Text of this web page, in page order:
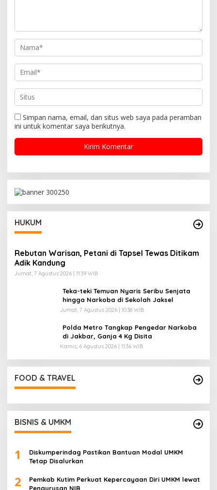
Simpan nama, email, dan situs web saya pada peramban
ini untuk komentar saya berikutnya.
HUKUM
Rebutan Warisan, Petani di Tapsel Tewas Ditikam
Adik Kandung
Jumat, 7 Agustus 2026 | 11:39 WIB
Teka-teki Temuan Nyaris Seribu Senjata
hingga Narkoba di Sekolah Jaksel
Jumat, 7 Agustus 2026 | 10:38 WIB
Polda Metro Tangkap Pengedar Narkoba
di Jakbar, Ganja 4 Kg Disita
Kamis, 6 Agustus 2026 | 11:36 WIB
FOOD & TRAVEL
BISNIS & UMKM
1
Diskumperindag Pastikan Bantuan Modal UMKM
Tetap Disalurkan
2
Pemkab Kutim Perkuat Kepercayaan Diri UMKM lewat
Pengurusan NIB